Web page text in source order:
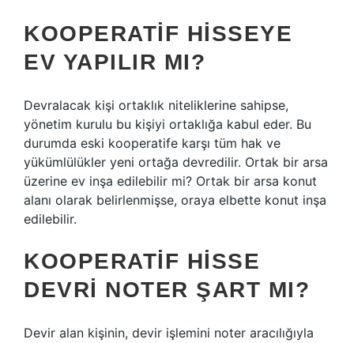
KOOPERATIF HISSEYE
EV YAPILIR MI?
Devralacak kişi ortaklık niteliklerine sahipse,
yönetim kurulu bu kişiyi ortaklığa kabul eder. Bu
durumda eski kooperatife karşı tüm hak ve
yükümlülükler yeni ortağa devredilir. Ortak bir arsa
üzerine ev inşa edilebilir mi? Ortak bir arsa konut
alanı olarak belirlenmişse, oraya elbette konut inşa
edilebilir.
KOOPERATIF HISSE
DEVRI NOTER ŞART MI?
Devir alan kişinin, devir işlemini noter aracılığıyla